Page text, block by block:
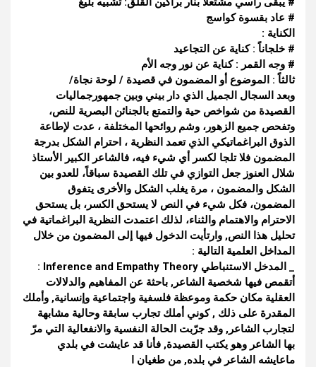
# عاد بقسوة كواسج
الكناية :
# خلجاناً : كناية عن التجاعيد
# وجه القمر : كناية عن نور وجه الأم
ثالثاً : الموضوع أو المضمون في قصيدة / لوحة نجاة/
وبعد السجال الجميل الذي دار بيني وبين جمهورجماليات
القصيدة من شواخص حية والتمتع بالجنائن البصرية للنص،
وتفحص جميع الزهور، وشم روائحها المختلفة ، عدت لإطاعة
الذوق البراغماتيكي الذي تعمد النظرية ، احترام الشكل بدرجة
المضمون فلا تلجا لكسر أي شيء فيه، فالشاعر الكبير الأستاذ
شلال العنوز جعل التوازي في تلك القصيدة سباقاً، للعدو بين
الشكل والمضمون ، مرة يغلب الشكل والأخرى يتفوق
المضمون، فكل شيء في النص لا يستحق الكسر، بل يستحق
الاحترام والاهتمام والثناء، لذلك اعتمدت النظرية البراغماتية في
تحليل هذا النص, وارتأيت الدخول فيها إلى المضمون من خلال
المداخل العلمية التالية :
_ المدخل الاستنباطي Inference and Empathy Theory :
أتقمص فيها شخصية الشاعر, باحثة عن المفاهيم والدلالات
العقلية مكان حكمة وموعظة فلسفية واجتماعية وإنسانية, وأملك
المقدرة على ذلك , كوني أملك تجارب سابقة وحالية مشابهة
لتجارب الشاعر, وقد جرّبت الحالة النفسية والانفعالية التي مرّ
بها الشاعر وهو يكتب القصيدة, فأنا قد عايشت في بلدي
ماعايشه الشاعر في بلده, من طغيان ا